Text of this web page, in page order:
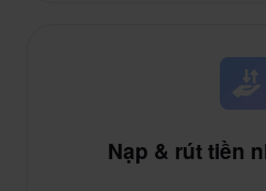
Nạp & rút tiền